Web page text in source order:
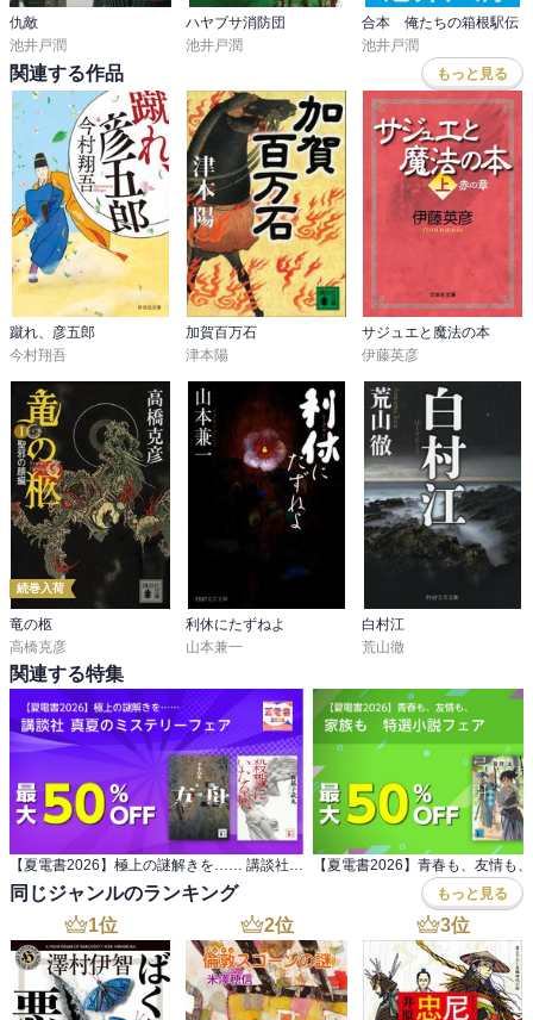
仇敵
池井戸潤
ハヤブサ消防団
池井戸潤
合本 俺たちの箱根駅伝
池井戸潤
関連する作品 もっと見る
蹴れ、彦五郎
今村翔吾
加賀百万石
津本陽
サジュエと魔法の本
伊藤英彦
続巻入荷
竜の柩
高橋克彦
利休にたずねよ
山本兼一
白村江
荒山徹
関連する特集
同じジャンルのランキング もっと見る
1位 2位 3位